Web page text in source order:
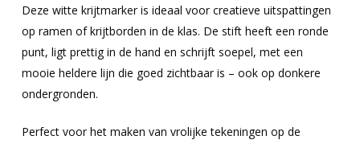
Deze witte krijtmarker is ideaal voor creatieve uitspattingen
op ramen of krijtborden in de klas. De stift heeft een ronde
punt, ligt prettig in de hand en schrijft soepel, met een
mooie heldere lijn die goed zichtbaar is – ook op donkere
ondergronden.
Perfect voor het maken van vrolijke tekeningen op de